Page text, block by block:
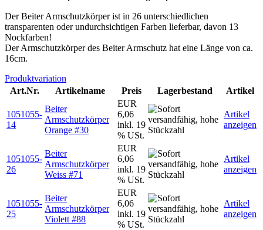
Der Beiter Armschutzkörper ist in 26 unterschiedlichen
transparenten oder undurchsichtigen Farben lieferbar, davon 13
Nockfarben!
Der Armschutzkörper des Beiter Armschutz hat eine Länge von ca.
16cm.
Produktvariation
Art.Nr.
Artikelname Preis Lagerbestand Artikel
1051055-
14
Beiter
Armschutzkörper
Orange #30
EUR
6,06
inkl. 19
% USt.
Artikel
anzeigen
1051055-
26
Beiter
Armschutzkörper
Weiss #71
EUR
6,06
inkl. 19
% USt.
Artikel
anzeigen
1051055-
25
Beiter
Armschutzkörper
Violett #88
EUR
6,06
inkl. 19
% USt.
Artikel
anzeigen